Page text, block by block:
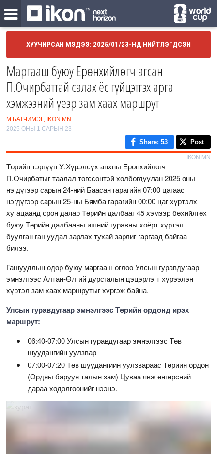
ХУУЧИРСАН МЭДЭЭ: 2025/01/23-НД НИЙТЛЭГДСЭН
Маргааш буюу Ерөнхийлөгч агсан
П.Очирбаттай салах ёс гүйцэтгэх арга
хэмжээний үеэр зам хаах маршрут
М.БАТЧИМЭГ, IKON.MN
2025 ОНЫ 1 САРЫН 23
Share: 53 Post
IKON.MN
Төрийн тэргүүн У.Хүрэлсүх анхны Ерөнхийлөгч
П.Очирбатыг таалал төгссөнтэй холбогдуулан 2025 оны
нэгдүгээр сарын 24-ний Баасан гарагийн 07:00 цагаас
нэгдүгээр сарын 25-ны Бямба гарагийн 00:00 цаг хүртэлх
хугацаанд орон даяар Төрийн далбааг 45 хэмээр бөхийлгөх
буюу Төрийн далбааны ишний гуравны хоёрт хүртэл
буулган гашуудал зарлах тухай зарлиг гаргаад байгаа
билээ.
Гашуудлын өдөр буюу маргааш өглөө Улсын гуравдугаар
эмнэлгээс Алтан-Өлгий дурсгалын цэцэрлэгт хүрээлэн
хүртэл зам хаах маршрутыг хүргэж байна.
Улсын гуравдугаар эмнэлгээс Төрийн ордонд ирэх
маршрут:
06:40-07:00 Улсын гуравдугаар эмнэлгээс Төв
шуудангийн уулзвар
07:00-07:20 Төв шуудангийн уулзвараас Төрийн ордон
(Ордны баруун талын зам) Цуваа явж өнгөрсний
дараа хөдөлгөөнийг нээнэ.